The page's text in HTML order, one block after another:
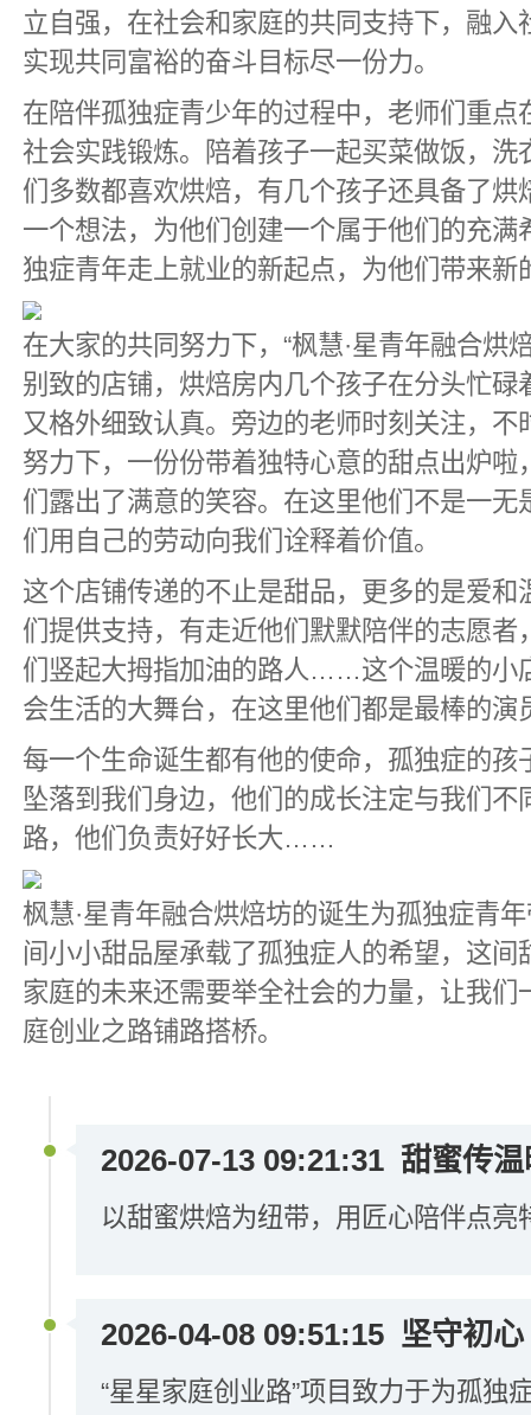
立自强，在社会和家庭的共同支持下，融
实现共同富裕的奋斗目标尽一份力。
在陪伴孤独症青少年的过程中，老师们重
社会实践锻炼。陪着孩子一起买菜做饭，
们多数都喜欢烘焙，有几个孩子还具备了
一个想法，为他们创建一个属于他们的充满
独症青年走上就业的新起点，为他们带来新
在大家的共同努力下，“枫慧·星青年融合烘
别致的店铺，烘焙房内几个孩子在分头忙
又格外细致认真。旁边的老师时刻关注，
努力下，一份份带着独特心意的甜点出炉
们露出了满意的笑容。在这里他们不是一
们用自己的劳动向我们诠释着价值。
这个店铺传递的不止是甜品，更多的是爱
们提供支持，有走近他们默默陪伴的志愿
们竖起大拇指加油的路人……这个温暖的小
会生活的大舞台，在这里他们都是最棒的演
每一个生命诞生都有他的使命，孤独症的
坠落到我们身边，他们的成长注定与我们
路，他们负责好好长大……
枫慧·星青年融合烘焙坊的诞生为孤独症青
间小小甜品屋承载了孤独症人的希望，这
家庭的未来还需要举全社会的力量，让我
庭创业之路铺路搭桥。
2026-07-13 09:21:31 甜蜜传
以甜蜜烘焙为纽带，用匠心陪伴点亮
2026-04-08 09:51:15 坚守初心
“星星家庭创业路”项目致力于为孤独